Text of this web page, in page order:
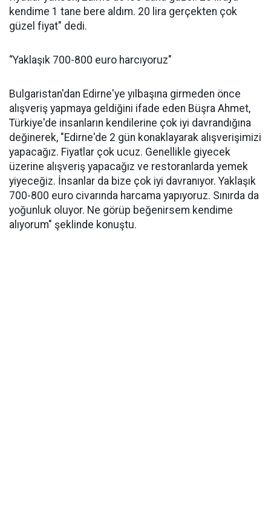
kendime 1 tane bere aldım. 20 lira gerçekten çok
güzel fiyat" dedi.
“Yaklaşık 700-800 euro harcıyoruz"
Bulgaristan'dan Edirne'ye yılbaşına girmeden önce
alışveriş yapmaya geldiğini ifade eden Büşra Ahmet,
Türkiye'de insanların kendilerine çok iyi davrandığına
değinerek, "Edirne'de 2 gün konaklayarak alışverişimizi
yapacağız. Fiyatlar çok ucuz. Genellikle giyecek
üzerine alışveriş yapacağız ve restoranlarda yemek
yiyeceğiz. İnsanlar da bize çok iyi davranıyor. Yaklaşık
700-800 euro civarında harcama yapıyoruz. Sınırda da
yoğunluk oluyor. Ne görüp beğenirsem kendime
alıyorum" şeklinde konuştu.